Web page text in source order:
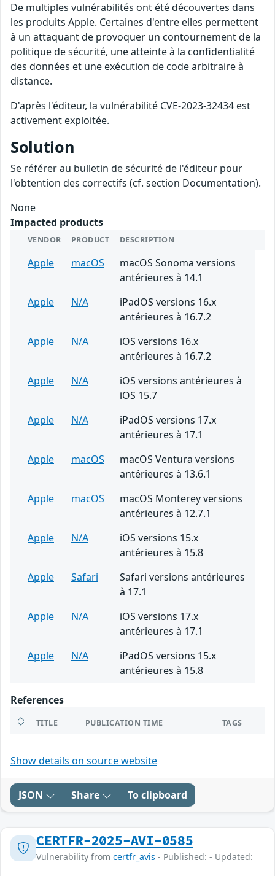
De multiples vulnérabilités ont été découvertes dans
les produits Apple. Certaines d'entre elles permettent
à un attaquant de provoquer un contournement de la
politique de sécurité, une atteinte à la confidentialité
des données et une exécution de code arbitraire à
distance.
D'après l'éditeur, la vulnérabilité CVE-2023-32434 est
activement exploitée.
Solution
Se référer au bulletin de sécurité de l'éditeur pour
l'obtention des correctifs (cf. section Documentation).
None
Impacted products
VENDOR PRODUCT DESCRIPTION
Apple macOS
macOS Sonoma versions
antérieures à 14.1
Apple
N/A
iPadOS versions 16.x
antérieures à 16.7.2
Apple
N/A
iOS versions 16.x
antérieures à 16.7.2
Apple
N/A
iOS versions antérieures à
iOS 15.7
Apple
N/A
iPadOS versions 17.x
antérieures à 17.1
Apple
macOS
macOS Ventura versions
antérieures à 13.6.1
Apple
macOS
macOS Monterey versions
antérieures à 12.7.1
Apple
N/A
iOS versions 15.x
antérieures à 15.8
Apple
Safari
Safari versions antérieures
à 17.1
Apple
N/A
iOS versions 17.x
antérieures à 17.1
Apple
N/A
iPadOS versions 15.x
antérieures à 15.8
References
TITLE PUBLICATION TIME TAGS
Show details on source website
JSON Share To clipboard
CERTFR-2025-AVI-0585
Vulnerability from certfr_avis - Published: - Updated: